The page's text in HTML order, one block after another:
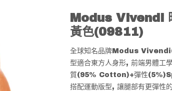
Modus Vivendi
黃色(09811)
全球知名品牌Modus Vivendi(
型適合東方人身形, 前端男體工
質(95% Cotton)+彈性
搭配運動版型, 讓腿部有更彈性